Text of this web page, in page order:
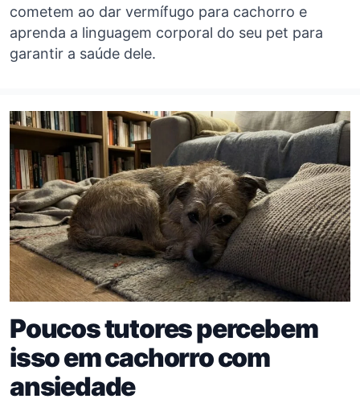
cometem ao dar vermífugo para cachorro e
aprenda a linguagem corporal do seu pet para
garantir a saúde dele.
Poucos tutores percebem
isso em cachorro com
ansiedade